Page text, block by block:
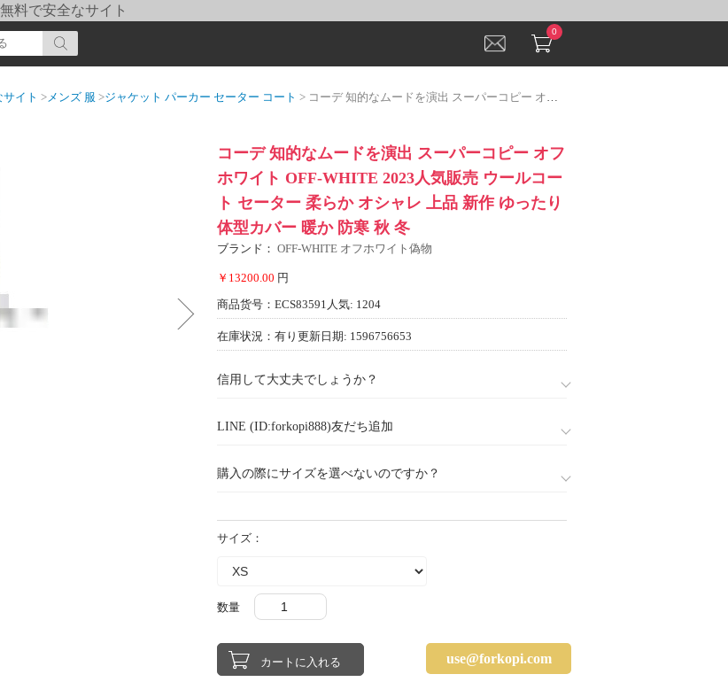
料で安全なサイト
0
イト >メンズ 服 >ジャケット パーカー セーター コート > コーデ 知的なムードを演出 スーパーコピー オフホワイト OFF-WHITE 2023人気販売 ウールコート セーター 柔らか オシャレ 上品 新作 ゆったり 体型カバー 暖か 防寒 秋 冬
コーデ 知的なムードを演出 スーパーコピー オフ
ホワイト OFF-WHITE 2023人気販売 ウールコー
ト セーター 柔らか オシャレ 上品 新作 ゆったり
体型カバー 暖か 防寒 秋 冬
ブランド： OFF-WHITE オフホワイト偽物
￥13200.00 円
商品货号：ECS83591 人気: 1204
在庫状況：有り 更新日期: 1596756653
信用して大丈夫でしょうか？
LINE (ID:forkopi888)友だち追加
購入の際にサイズを選べないのですか？
サイズ：
数量
use@forkopi.com